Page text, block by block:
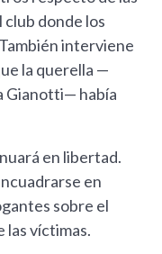
club donde los
interviene
la querella —
Gianotti— había
en libertad.
en
sobre el
las víctimas.